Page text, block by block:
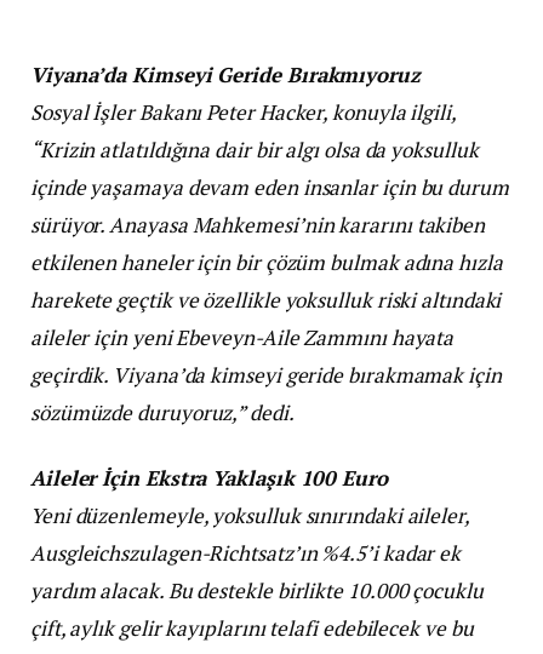
Viyana’da Kimseyi Geride Bırakmıyoruz
Sosyal İşler Bakanı Peter Hacker, konuyla ilgili,
“Krizin atlatıldığına dair bir algı olsa da yoksulluk
içinde yaşamaya devam eden insanlar için bu durum
sürüyor. Anayasa Mahkemesi’nin kararını takiben
etkilenen haneler için bir çözüm bulmak adına hızla
harekete geçtik ve özellikle yoksulluk riski altındaki
aileler için yeni Ebeveyn-Aile Zammını hayata
geçirdik. Viyana’da kimseyi geride bırakmamak için
sözümüzde duruyoruz,” dedi.
Aileler İçin Ekstra Yaklaşık 100 Euro
Yeni düzenlemeyle, yoksulluk sınırındaki aileler,
Ausgleichszulagen-Richtsatz’ın %4.5’i kadar ek
yardım alacak. Bu destekle birlikte 10.000 çocuklu
çift, aylık gelir kayıplarını telafi edebilecek ve bu